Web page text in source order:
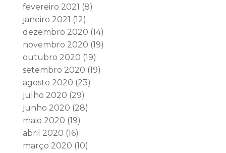
fevereiro 2021 (8)
janeiro 2021 (12)
dezembro 2020 (14)
novembro 2020 (19)
outubro 2020 (19)
setembro 2020 (19)
agosto 2020 (23)
julho 2020 (29)
junho 2020 (28)
maio 2020 (19)
abril 2020 (16)
março 2020 (10)